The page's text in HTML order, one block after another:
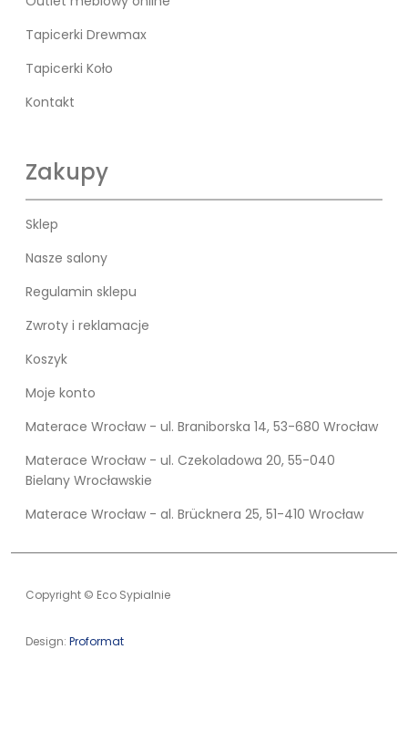
Tapicerki Drewmax
Tapicerki Koło
Kontakt
Zakupy
Sklep
Nasze salony
Regulamin sklepu
Zwroty i reklamacje
Koszyk
Moje konto
Materace Wrocław - ul. Braniborska 14, 53-680 Wrocław
Materace Wrocław - ul. Czekoladowa 20, 55-040
Bielany Wrocławskie
Materace Wrocław - al. Brücknera 25, 51-410 Wrocław
Copyright © Eco Sypialnie
Design: Proformat